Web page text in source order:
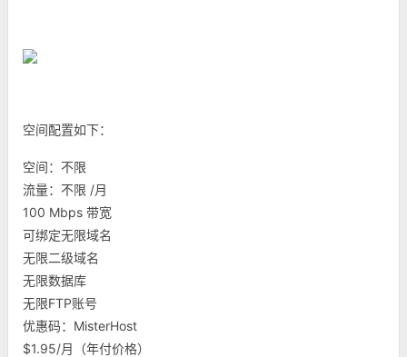
空间配置如下：
空间：不限
流量：不限 /月
100 Mbps 带宽
可绑定无限域名
无限二级域名
无限数据库
无限FTP账号
优惠码：MisterHost
$1.95/月（年付价格）